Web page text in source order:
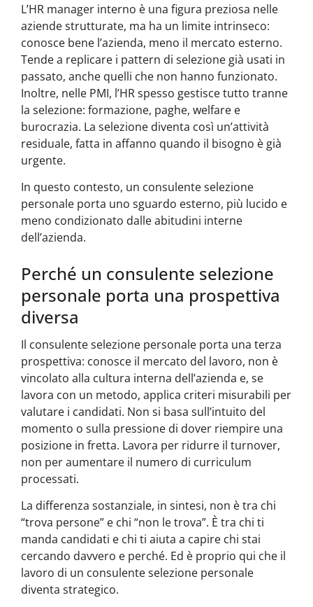
L’HR manager interno è una figura preziosa nelle
aziende strutturate, ma ha un limite intrinseco:
conosce bene l’azienda, meno il mercato esterno.
Tende a replicare i pattern di selezione già usati in
passato, anche quelli che non hanno funzionato.
Inoltre, nelle PMI, l’HR spesso gestisce tutto tranne
la selezione: formazione, paghe, welfare e
burocrazia. La selezione diventa così un’attività
residuale, fatta in affanno quando il bisogno è già
urgente.
In questo contesto, un consulente selezione
personale porta uno sguardo esterno, più lucido e
meno condizionato dalle abitudini interne
dell’azienda.
Perché un consulente selezione
personale porta una prospettiva
diversa
Il consulente selezione personale porta una terza
prospettiva: conosce il mercato del lavoro, non è
vincolato alla cultura interna dell’azienda e, se
lavora con un metodo, applica criteri misurabili per
valutare i candidati. Non si basa sull’intuito del
momento o sulla pressione di dover riempire una
posizione in fretta. Lavora per ridurre il turnover,
non per aumentare il numero di curriculum
processati.
La differenza sostanziale, in sintesi, non è tra chi
“trova persone” e chi “non le trova”. È tra chi ti
manda candidati e chi ti aiuta a capire chi stai
cercando davvero e perché. Ed è proprio qui che il
lavoro di un consulente selezione personale
diventa strategico.